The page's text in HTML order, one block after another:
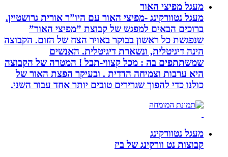
מעגל מפיצי האור
מעגל נטוורקינג -מפיצי האור עם היו”ר אורית גרושטיין.
ברוכים הבאים למפגש של קבוצת ”מפיצי האור”
שנפגשת כל ראשון בבוקר באויר הצח של הזום. הקבוצה
הינה דיגיטלית, ונשארת דיגיטלית. האנשים
שמשתתפים בה : מכל קצווי-תבל ! המטרה של הקבוצה
היא ערבות וצמיחה הדדית . ובעיקר הפצת האור של
כולנו כדי להפוך שגרירים טובים יותר אחד עבור השני.
מעגל נטוורקינג
קבוצות נט וורקינג של ביז